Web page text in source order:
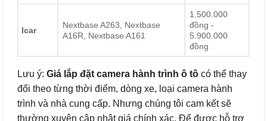
Icar
Nextbase A263, Nextbase
A16R, Nextbase A161
1.500.000
đồng -
5.900.000
đồng
Lưu ý: Giá lắp đặt camera hành trình ô tô có thể thay
đổi theo từng thời điểm, dòng xe, loại camera hành
trình và nhà cung cấp. Nhưng chúng tôi cam kết sẽ
thường xuyên cập nhật giá chính xác. Để được hỗ trợ